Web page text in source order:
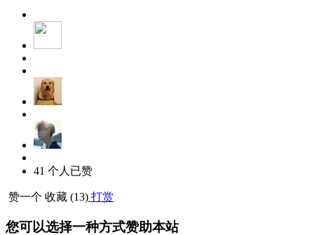
41 个人 已赞
赞一个 收藏 (13) 打赏
您可以选择一种方式赞助本站